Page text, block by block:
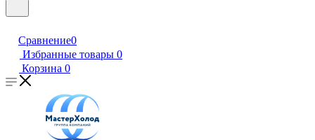
Сравнение0
Избранные товары 0
Корзина 0